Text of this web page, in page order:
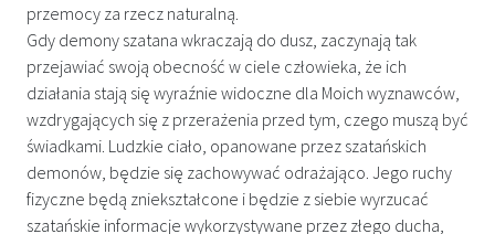
przemocy za rzecz naturalną.
Gdy demony szatana wkraczają do dusz, zaczynają tak
przejawiać swoją obecność w ciele człowieka, że ich
działania stają się wyraźnie widoczne dla Moich wyznawców,
wzdrygających się z przerażenia przed tym, czego muszą być
świadkami. Ludzkie ciało, opanowane przez szatańskich
demonów, będzie się zachowywać odrażająco. Jego ruchy
fizyczne będą zniekształcone i będzie z siebie wyrzucać
szatańskie informacje wykorzystywane przez złego ducha,